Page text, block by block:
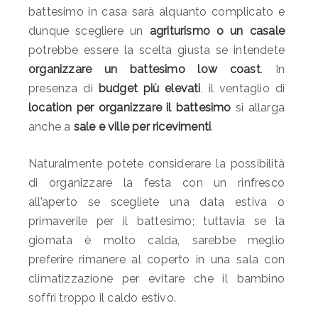
battesimo in casa sarà alquanto complicato e
dunque scegliere un agriturismo o un casale
potrebbe essere la scelta giusta se intendete
organizzare un battesimo low coast. In
presenza di budget più elevati, il ventaglio di
location per organizzare il battesimo si allarga
anche a sale e ville per ricevimenti.
Naturalmente potete considerare la possibilità
di organizzare la festa con un rinfresco
all’aperto se scegliete una data estiva o
primaverile per il battesimo; tuttavia se la
giornata è molto calda, sarebbe meglio
preferire rimanere al coperto in una sala con
climatizzazione per evitare che il bambino
soffri troppo il caldo estivo.